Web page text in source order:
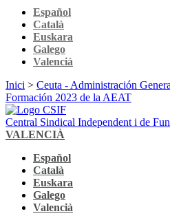
Español
Català
Euskara
Galego
Valencià
Inici > Ceuta - Administración
Formación 2023 de la AEAT
Central Sindical Independent i de
VALENCIÀ
Español
Català
Euskara
Galego
Valencià